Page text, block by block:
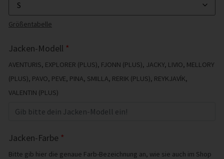
Größentabelle
Jacken-Modell *
AVENTURIS, EXPLORER (PLUS), FJONN (PLUS), JACKY, LIVIO, MELLORY
(PLUS), PAVO, PEVE, PINA, SMILLA, RERIK (PLUS), REYKJAVÍK,
VALENTIN (PLUS)
Jacken-Farbe *
Bitte gib hier die genaue Farb-Bezeichnung an, wie sie auch im Shop